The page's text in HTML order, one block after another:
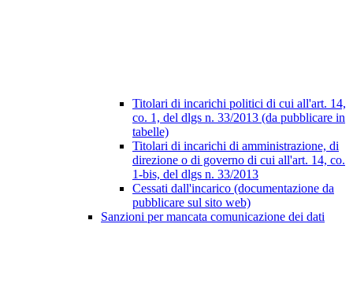
Titolari di incarichi politici di cui all'art. 14,
co. 1, del dlgs n. 33/2013 (da pubblicare in
tabelle)
Titolari di incarichi di amministrazione, di
direzione o di governo di cui all'art. 14, co.
1-bis, del dlgs n. 33/2013
Cessati dall'incarico (documentazione da
pubblicare sul sito web)
Sanzioni per mancata comunicazione dei dati